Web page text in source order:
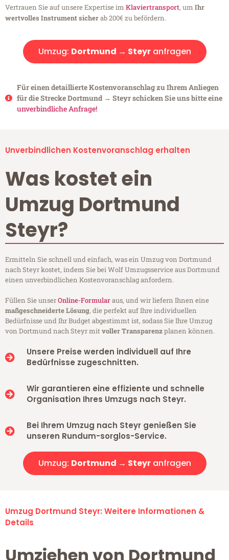
Vertrauen Sie auf unsere Expertise im Klaviertransport, um Ihr
wertvolles Instrument sicherab 200€ zu befördern.
Umzug: Dortmund → Steyranfragen
Für einen detaillierte Kostenvoranschlag zu Ihrem Anliegen
für die Strecke Dortmund → Steyr schicken Sie uns bitte eine
unverbindliche Anfrage!
Unverbindlichen Kostenvoranschlag erhalten
Was kostet ein
Umzug Dortmund
Steyr?
Ermitteln Sie schnell und einfach, was ein Umzug von Dortmund
nach Steyr kostet, indem Sie bei Wolf Umzugsservice aus Dortmund
einen unverbindlichen Kostenvoranschlag anfordern.
Füllen Sie unserOnline-Formularaus, und wir liefern Ihnen eine
maßgeschneiderte Lösung, die perfekt auf Ihre individuellen
Bedürfnisse und Ihr Budget abgestimmt ist, sodass Sie Ihre Umzug
von Dortmund nach Steyr mitvoller Transparenzplanen können.
Unsere Preise werden individuell auf Ihre
Bedürfnisse zugeschnitten.
Wir garantieren eine effiziente und schnelle
Organisation Ihres Umzugs nach Steyr.
Bei Ihrem Umzug nach Steyr genießen Sie
unseren Rundum-sorglos-Service.
Umzug: Dortmund → Steyranfragen
Umzug Dortmund Steyr: Weitere Informationen &
Details
Umziehen von Dortmund